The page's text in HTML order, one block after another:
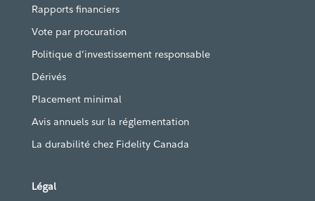
Rapports financiers
Vote par procuration
Politique d’investissement responsable
Dérivés
Placement minimal
Avis annuels sur la réglementation
La durabilité chez Fidelity Canada
Légal